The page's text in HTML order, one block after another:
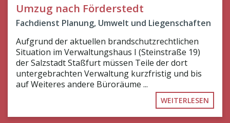
Umzug nach Förderstedt
Fachdienst Planung, Umwelt und Liegenschaften
Aufgrund der aktuellen brandschutzrechtlichen
Situation im Verwaltungshaus I (Steinstraße 19)
der Salzstadt Staßfurt müssen Teile der dort
untergebrachten Verwaltung kurzfristig und bis
auf Weiteres andere Büroräume ...
WEITERLESEN